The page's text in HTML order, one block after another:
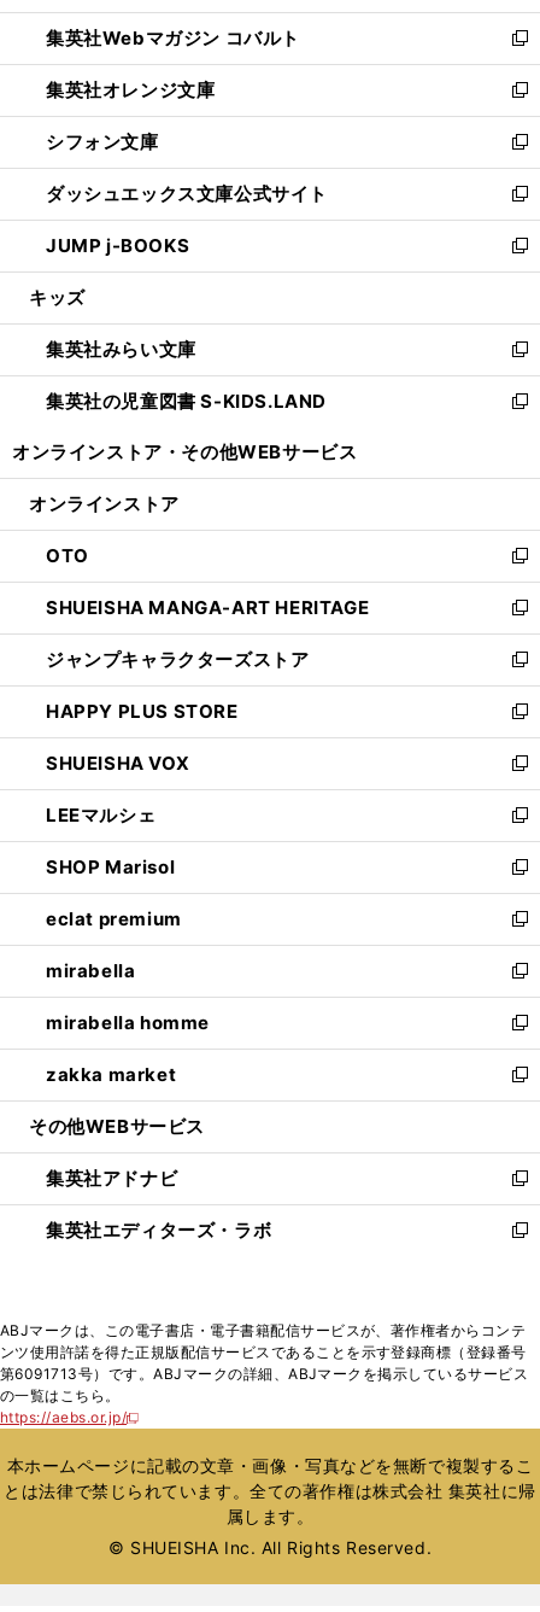
開
く
ウ
で
開
く
ン
ド
ウ
で
開
く
ウ
ィ
ン
ド
ウ
で
開
く
集英社Webマガジン コバルト
新
し
い
ウ
ィ
ン
ド
ウ
で
開
集英社オレンジ文庫
新
し
い
ウ
ィ
ン
ド
ウ
開
く
シフォン文庫
新
し
い
ウ
ィ
ン
ウ
で
開
く
ダッシュエックス文庫公式サイト
新
し
い
ウ
ン
ド
ウ
で
JUMP j-BOOKS
新
し
ウ
ィ
ン
ド
開
キッズ
集英社みらい文庫
新
し
い
ン
ウ
で
開
く
集英社の児童図書 S-KIDS.LAND
新
ウ
ン
ド
ウ
で
開
く
オンラインストア・ その他WEBサービス
オンラインストア
OTO
新
し
い
ウ
ィ
ン
ド
ウ
で
開
く
SHUEISHA MANGA-ART HERITAGE
新
し
い
ウ
ィ
ン
ド
ウ
で
開
く
ジャンプキャラクターズストア
新
し
い
ウ
ィ
ン
ド
ウ
で
開
く
HAPPY PLUS STORE
新
し
い
ウ
ィ
ン
ド
ウ
で
開
く
SHUEISHA VOX
新
し
い
ウ
ィ
ン
ド
ウ
で
開
く
LEEマルシェ
新
し
い
ウ
ィ
ン
ド
ウ
で
開
く
SHOP Marisol
新
し
い
ウ
ィ
ン
ド
ウ
で
開
eclat premium
新
し
い
ウ
ィ
ン
ド
ウ
開
く
mirabella
新
し
い
ウ
ィ
ン
ウ
で
開
く
mirabella homme
新
し
い
ウ
ン
ド
ウ
で
zakka market
新
し
ウ
ィ
ン
ド
く
その他WEBサービス
集英社アドナビ
新
し
い
ド
ウ
で
集英社エディターズ・ラボ
新
ィ
ン
ド
開
く
ABJマークは、この電子書店・電子書籍配信サービスが、著作権者からコンテ
ンツ使用許諾を得た正規版配信サービスであることを示す登録商標（登録番号
第6091713号）です。ABJマークの詳細、ABJマークを掲示しているサービス
の一覧はこちら。
https://aebs.or.jp/
新
い
ウ
ィ
ウ
本ホームページに記載の文章・画像・写真などを無断で複製するこ
とは法律で禁じられています。全ての著作権は株式会社 集英社に帰
属します。
© SHUEISHA Inc. All Rights Reserved.